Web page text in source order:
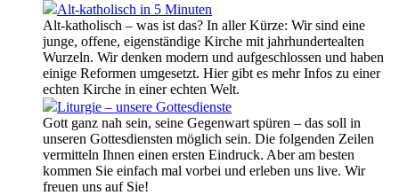
Alt-katholisch in 5 Minuten
Alt-katholisch – was ist das? In aller Kürze: Wir sind eine
junge, offene, eigenständige Kirche mit jahrhundertealten
Wurzeln. Wir denken modern und aufgeschlossen und haben
einige Reformen umgesetzt. Hier gibt es mehr Infos zu einer
echten Kirche in einer echten Welt.
Liturgie – unsere Gottesdienste
Gott ganz nah sein, seine Gegenwart spüren – das soll in
unseren Gottesdiensten möglich sein. Die folgenden Zeilen
vermitteln Ihnen einen ersten Eindruck. Aber am besten
kommen Sie einfach mal vorbei und erleben uns live. Wir
freuen uns auf Sie!